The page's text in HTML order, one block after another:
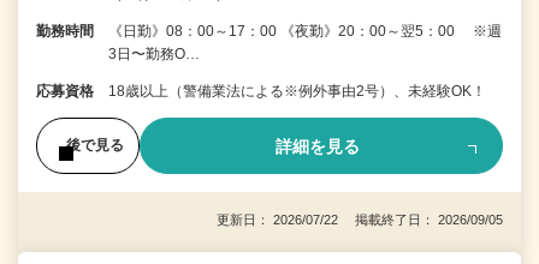
勤務時間
《日勤》08：00～17：00 《夜勤》20：00～翌5：00 ※週
3日〜勤務O…
応募資格 18歳以上（警備業法による※例外事由2号）、未経験OK！
後で見る 詳細を見る
更新日： 2026/07/22 掲載終了日： 2026/09/05